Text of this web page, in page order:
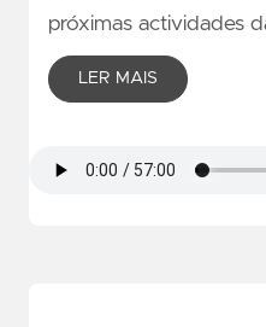
próximas actividades
LER MAIS